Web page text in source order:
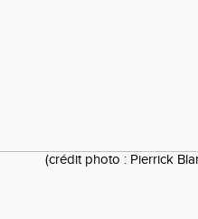
(crédit photo : Pierrick